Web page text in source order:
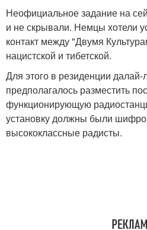
Неофициальное задание на
и не скрывали. Немцы хотели
контакт между "Двумя
нацистской и тибетской.
Для этого в резиденции
предполагалось разместить
функционирующую
установку должны были
высококлассные радисты.